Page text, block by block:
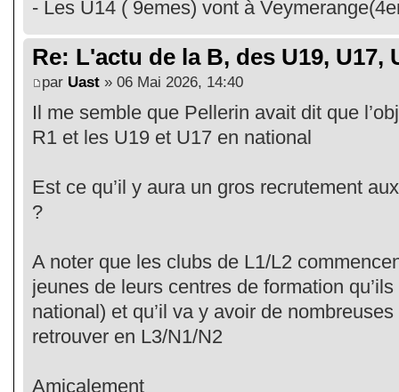
- Les U14 ( 9emes) vont à
Re: L'actu de la B, des U19, U17,
par Uast » 06 Mai 2026, 14:40
Il me semble que Pellerin avait dit que
R1 et les U19 et U17 en national
Est ce qu’il y aura un gros recrutement
?
A noter que les clubs de L1/L2
jeunes de leurs centres de formation
national) et qu’il va y avoir de
retrouver en L3/N1/N2
Amicalement